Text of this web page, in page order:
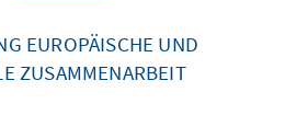
EUROPÄISCHE UND
ZUSAMMENARBEIT